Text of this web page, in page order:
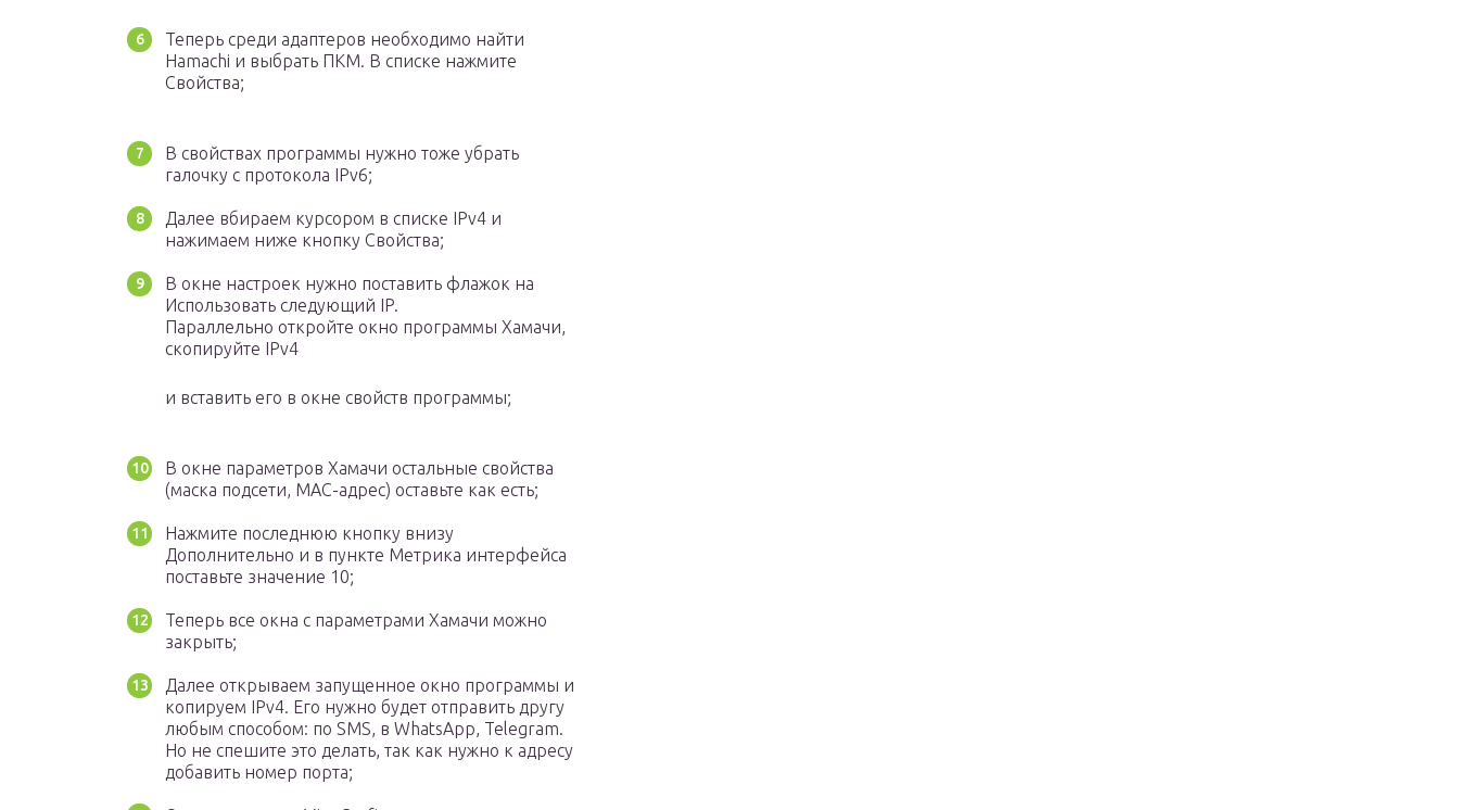
Теперь среди адаптеров необходимо найти
Hamachi и выбрать ПКМ. В списке нажмите
Свойства;
В свойствах программы нужно тоже убрать
галочку с протокола IPv6;
Далее вбираем курсором в списке IPv4 и
нажимаем ниже кнопку Свойства;
В окне настроек нужно поставить флажок на
Использовать следующий IP.
Параллельно откройте окно программы Хамачи,
скопируйте IPv4
и вставить его в окне свойств программы;
В окне параметров Хамачи остальные свойства
(маска подсети, MAC-адрес) оставьте как есть;
Нажмите последнюю кнопку внизу
Дополнительно и в пункте Метрика интерфейса
поставьте значение 10;
Теперь все окна с параметрами Хамачи можно
закрыть;
Далее открываем запущенное окно программы и
копируем IPv4. Его нужно будет отправить другу
любым способом: по SMS, в WhatsApp, Telegram.
Но не спешите это делать, так как нужно к адресу
добавить номер порта;